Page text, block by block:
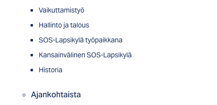
Vaikuttamistyö
Hallinto ja talous
SOS-Lapsikylä työpaikkana
Kansainvälinen SOS-Lapsikylä
Historia
Ajankohtaista